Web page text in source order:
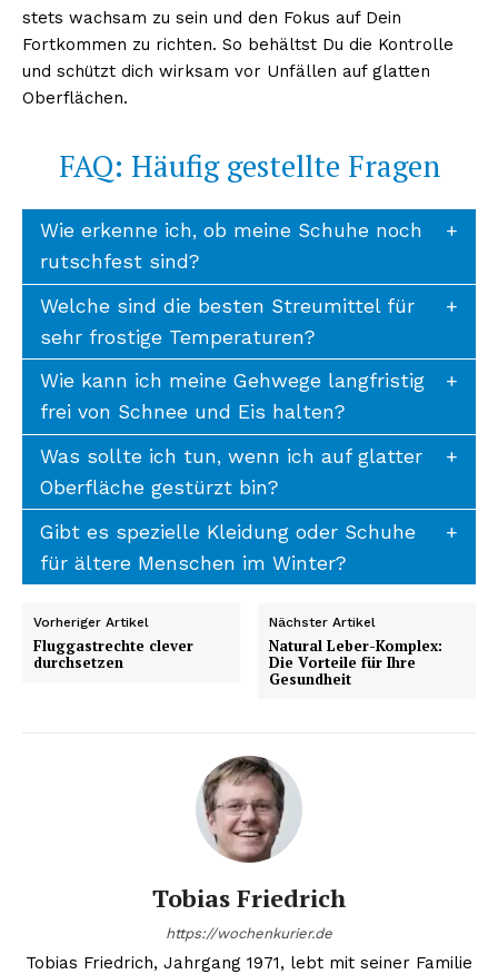
stets wachsam zu sein und den Fokus auf Dein
Fortkommen zu richten. So behältst Du die Kontrolle
und schützt dich wirksam vor Unfällen auf glatten
Oberflächen.
FAQ: Häufig gestellte Fragen
Wie erkenne ich, ob meine Schuhe noch
rutschfest sind?
Welche sind die besten Streumittel für
sehr frostige Temperaturen?
Wie kann ich meine Gehwege langfristig
frei von Schnee und Eis halten?
Was sollte ich tun, wenn ich auf glatter
Oberfläche gestürzt bin?
Gibt es spezielle Kleidung oder Schuhe
für ältere Menschen im Winter?
Vorheriger Artikel
Fluggastrechte clever
durchsetzen
Nächster Artikel
Natural Leber-Komplex:
Die Vorteile für Ihre
Gesundheit
Tobias Friedrich
https://wochenkurier.de
Tobias Friedrich, Jahrgang 1971, lebt mit seiner Familie